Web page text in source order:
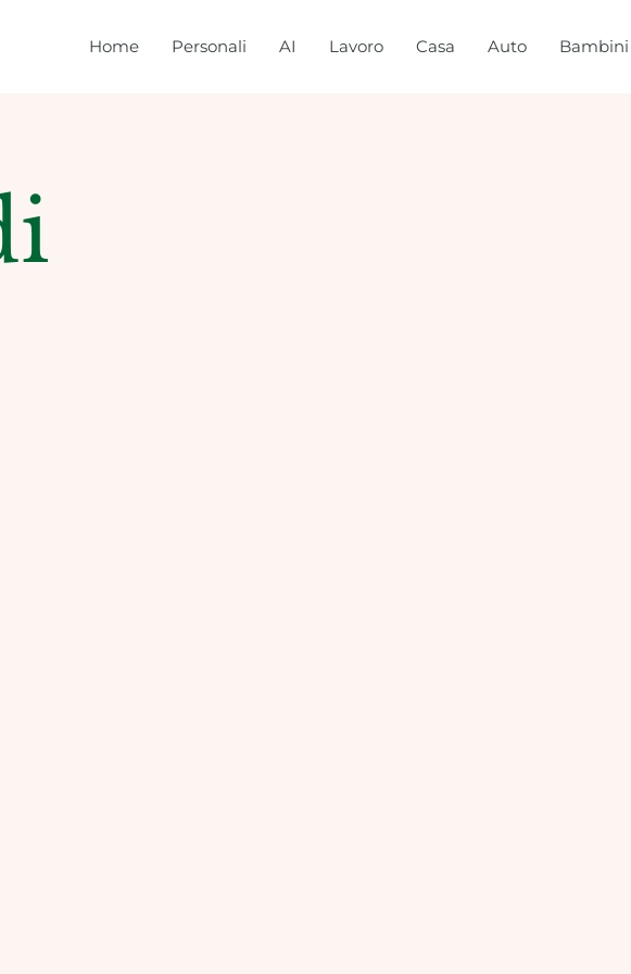
Home Personali AI Lavoro Casa Auto Bambini